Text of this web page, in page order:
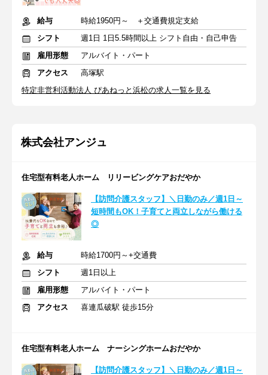
給与
時給1950円～ ＋交通費規定支給
シフト
週1日 1日5.5時間以上 シフト自由・自己申告
雇用形態
アルバイト・パート
アクセス
高塚駅
特定非営利活動法人 ぴあねっと浜松の求人一覧を見る
株式会社アンジュ
住宅型有料老人ホーム リリービングケアおだやか
【訪問介護スタッフ】＼日勤のみ／週1日～
短時間もOK！子育てと両立しながら働ける
◎
給与
時給1700円～+交通費
シフト
週1日以上
雇用形態
アルバイト・パート
アクセス
喜連瓜破駅 徒歩15分
住宅型有料老人ホーム ナーシングホームおだやか
【訪問介護スタッフ】＼日勤のみ／週1日～